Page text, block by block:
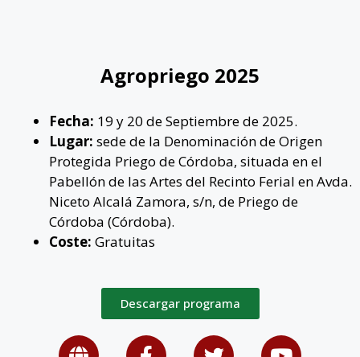
Agropriego 2025
Fecha: 19 y 20 de Septiembre de 2025.
Lugar: sede de la Denominación de Origen
Protegida Priego de Córdoba, situada en el
Pabellón de las Artes del Recinto Ferial en Avda.
Niceto Alcalá Zamora, s/n, de Priego de
Córdoba (Córdoba).
Coste: Gratuitas
Descargar programa